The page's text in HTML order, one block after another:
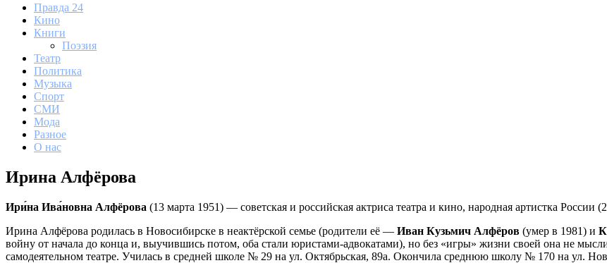
Правда 24
Кино
Книги
Поэзия
Театр
Политика
Музыка
Спорт
СМИ
Мода
Разное
О нас
Ирина Алфёрова
Ири́на Ива́новна Алфёрова (13 марта 1951) — советская и российская актриса театра и кино, народная артистка России
Ирина Алфёрова родилась в Новосибирске в неактёрской семье (родители её — Иван Кузьмич Алфёров (умер в 1981) и
войну от начала до конца и, выучившись потом, оба стали юристами-адвокатами), но без «игры» жизни своей она не
самодеятельном театре. Училась в средней школе № 29 на ул. Октябрьская, 89а. Окончила среднюю школу № 170 на ул.